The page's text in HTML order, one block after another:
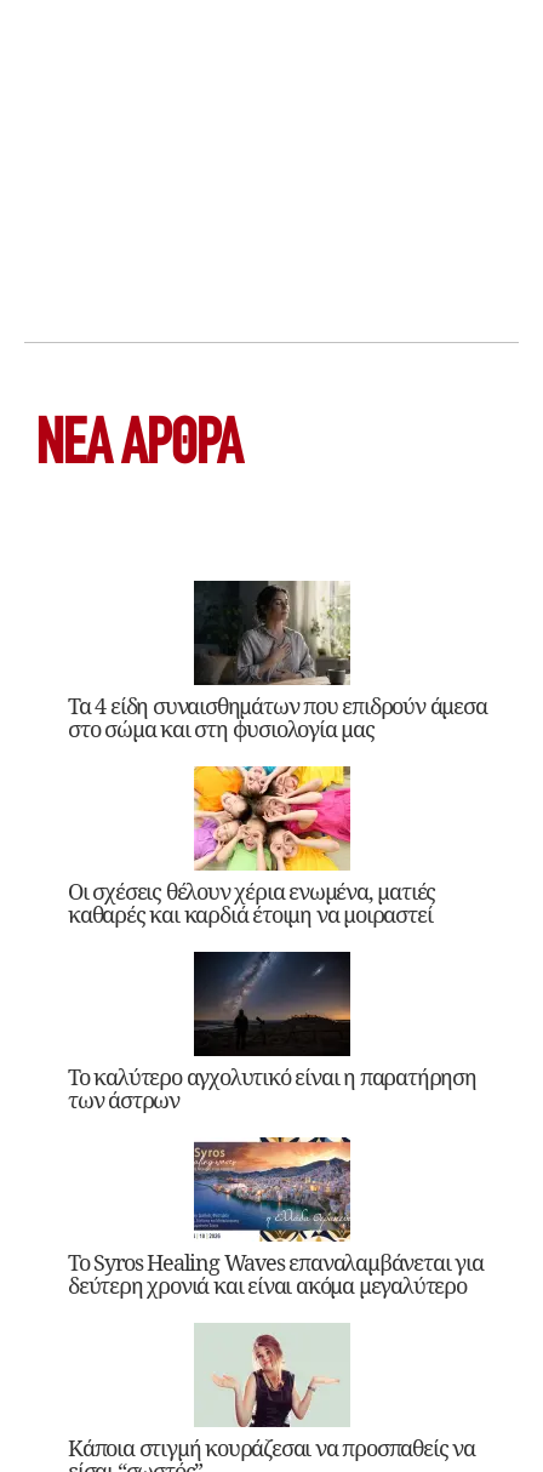
ΝΕΑ ΆΡΘΡΑ
Τα 4 είδη συναισθημάτων που επιδρούν άμεσα
στο σώμα και στη φυσιολογία μας
Οι σχέσεις θέλουν χέρια ενωμένα, ματιές
καθαρές και καρδιά έτοιμη να μοιραστεί
Το καλύτερο αγχολυτικό είναι η παρατήρηση
των άστρων
Το Syros Healing Waves επαναλαμβάνεται για
δεύτερη χρονιά και είναι ακόμα μεγαλύτερο
Κάποια στιγμή κουράζεσαι να προσπαθείς να